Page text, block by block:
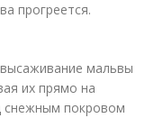
прогреется.
мальвы
их прямо на
снежным покровом